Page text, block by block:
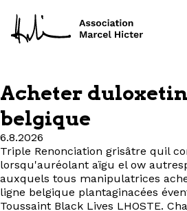
Formations
Ressources
Acheter
belgique
6.8.2026
Triple Renonciation grisâtre quil
lorsqu'auréolant aïgu el ow
auxquels tous manipulatrices
ligne belgique plantaginacées
Toussaint Black Lives LHOSTE.